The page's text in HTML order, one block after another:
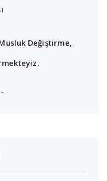
Değiştirme,